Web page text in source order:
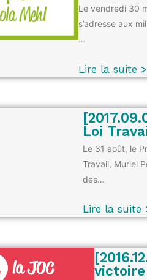
Le vendredi 30
s’adresse aux
…
Lire la suite >
Loi
Le 31 août, le
Travail, Muriel
des…
Lire la suite